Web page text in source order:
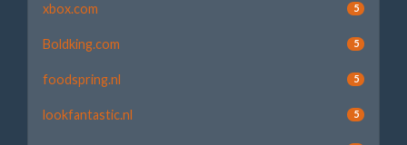
xbox.com 5
Boldking.com 5
foodspring.nl 5
lookfantastic.nl 5